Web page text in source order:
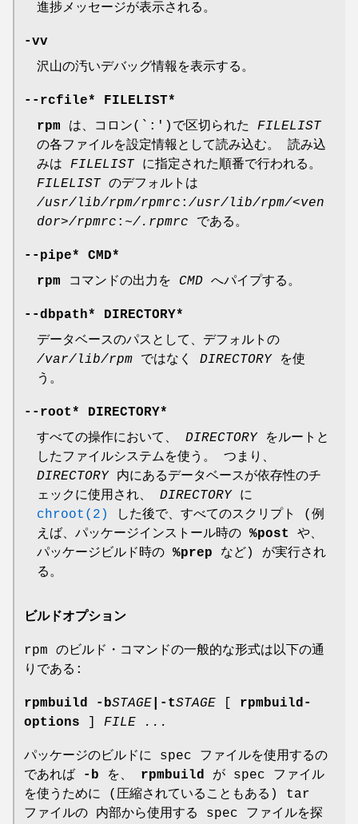
進捗メッセージが表示される。
-vv
沢山の汚いデバッグ情報を表示する。
--rcfile* FILELIST*
rpm は、コロン(`:')で区切られた FILELIST
の各ファイルを設定情報として読み込む。 読み込
みは FILELIST に指定された順番で行われる。
FILELIST のデフォルトは
/usr/lib/rpm/rpmrc : /usr/lib/rpm/<ven
dor>/rpmrc : ~/.rpmrc である。
--pipe* CMD*
rpm コマンドの出力を CMD へパイプする。
--dbpath* DIRECTORY*
データベースのパスとして、デフォルトの
/var/lib/rpm ではなく DIRECTORY を使
う。
--root* DIRECTORY*
すべての操作において、 DIRECTORY をルートと
したファイルシステムを使う。 つまり、
DIRECTORY 内にあるデータベースが依存性のチ
ェックに使用され、 DIRECTORY に
chroot(2)
した後で、すべてのスクリプト (例
えば、パッケージインストール時の %post
や、
パッケージビルド時の %prep など) が実行され
る。
ビルドオプション
rpm のビルド・コマンドの一般的な形式は以下の通
りである:
rpmbuild -bSTAGE |-tSTAGE
rpmbuild-
options
FILE ...
パッケージのビルドに spec ファイルを使用するの
であれば
-b を、 rpmbuild
が spec ファイル
を使うために (圧縮されていることもある) tar
ファイルの 内部から使用する spec ファイルを探